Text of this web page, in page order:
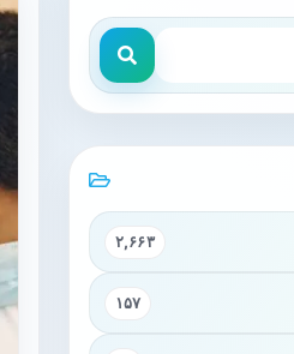
۲,۶۶۳
۱۵۷